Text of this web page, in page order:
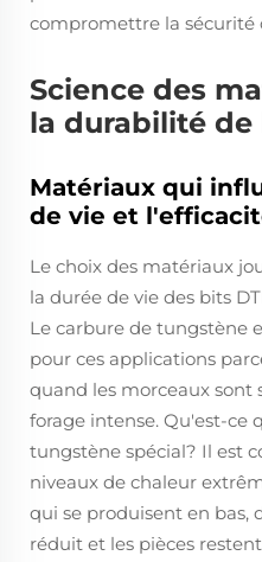
compromettre la sécurité
Science des
la durabilité de
Matériaux qui
de vie et
Le choix des matériaux
la durée de vie des bits
Le carbure de tungstène
pour ces applications
quand les morceaux sont
forage intense. Qu'est-ce
tungstène spécial? Il est
niveaux de chaleur
qui se produisent en bas,
réduit et les pièces